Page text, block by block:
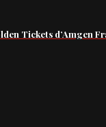
Tickets d’Amgen